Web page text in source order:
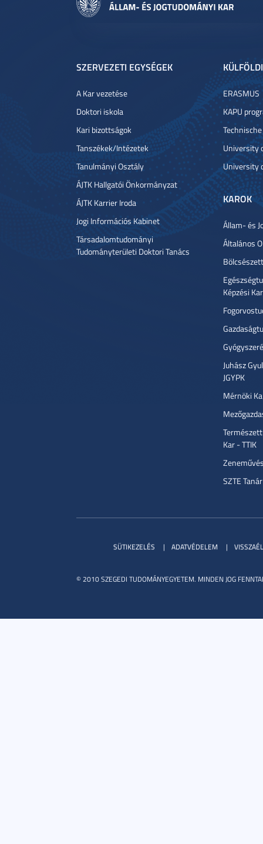
SZERVEZETI EGYSÉGEK
A Kar vezetése
Doktori iskola
Kari bizottságok
Tanszékek/Intézetek
Tanulmányi Osztály
ÁJTK Hallgatói Önkormányzat
ÁJTK Karrier Iroda
Jogi Információs Kabinet
Társadalomtudományi
Tudományterületi Doktori Tanács
ERASMUS
KAPU
University
University
KAROK
Állam- és
Általános
Képzési
Juhász
JGYPK
Mérnöki
Kar - TTIK
SZTE
© 2010 SZEGEDI TUDOMÁNYEGYETEM. MINDEN JOG
SÜTIKEZELÉS ADATVÉDELEM